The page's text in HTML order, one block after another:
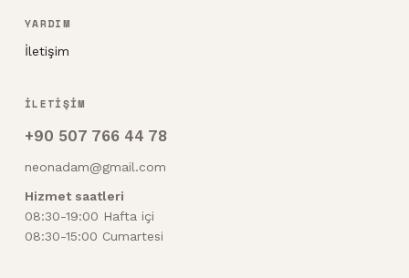
YARDIM
İletişim
İLETİŞİM
+90 507 766 44 78
neonadam@gmail.com
Hizmet saatleri
08:30-19:00 Hafta içi
08:30-15:00 Cumartesi